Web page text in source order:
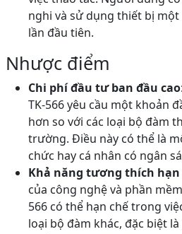
nghi và sử dụng thiết bị
lần đầu tiên.
Nhược điểm
Chi phí đầu tư ban đầu cao
TK-566 yêu cầu một khoản
hơn so với các loại bộ đàm
trường. Điều này có thể là
chức hay cá nhân có ngân
Khả năng tương thích hạn
của công nghệ và phần
566 có thể hạn chế trong
loại bộ đàm khác, đặc biệt